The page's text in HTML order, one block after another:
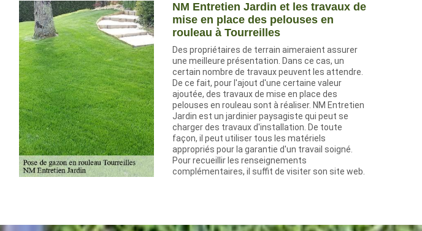
NM Entretien Jardin et les travaux de
mise en place des pelouses en
rouleau à Tourreilles
Des propriétaires de terrain aimeraient assurer
une meilleure présentation. Dans ce cas, un
certain nombre de travaux peuvent les attendre.
De ce fait, pour l'ajout d'une certaine valeur
ajoutée, des travaux de mise en place des
pelouses en rouleau sont à réaliser. NM Entretien
Jardin est un jardinier paysagiste qui peut se
charger des travaux d'installation. De toute
façon, il peut utiliser tous les matériels
appropriés pour la garantie d'un travail soigné.
Pour recueillir les renseignements
complémentaires, il suffit de visiter son site web.